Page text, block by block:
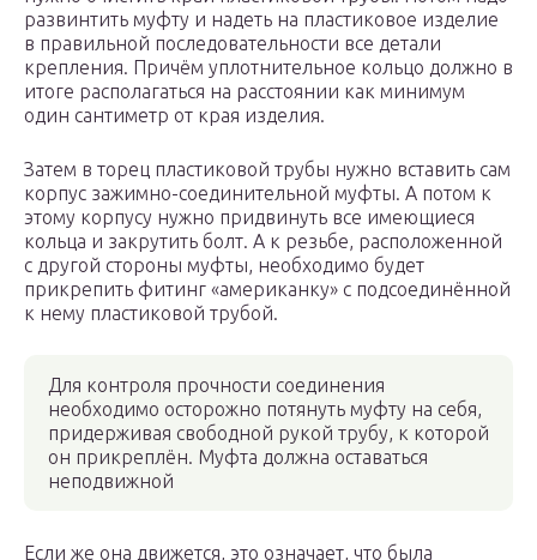
развинтить муфту и надеть на пластиковое изделие
в правильной последовательности все детали
крепления. Причём уплотнительное кольцо должно в
итоге располагаться на расстоянии как минимум
один сантиметр от края изделия.
Затем в торец пластиковой трубы нужно вставить сам
корпус зажимно-соединительной муфты. А потом к
этому корпусу нужно придвинуть все имеющиеся
кольца и закрутить болт. А к резьбе, расположенной
с другой стороны муфты, необходимо будет
прикрепить фитинг «американку» с подсоединённой
к нему пластиковой трубой.
Для контроля прочности соединения
необходимо осторожно потянуть муфту на себя,
придерживая свободной рукой трубу, к которой
он прикреплён. Муфта должна оставаться
неподвижной
Если же она движется, это означает, что была